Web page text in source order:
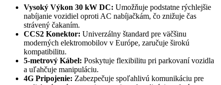
Vysoký Výkon 30 kW DC: Umožňuje podstatne rýchlejšie
nabíjanie vozidiel oproti AC nabíjačkám, čo znižuje čas
strávený čakaním.
CCS2 Konektor: Univerzálny štandard pre väčšinu
moderných elektromobilov v Európe, zaručuje širokú
kompatibilitu.
5-metrový Kábel: Poskytuje flexibilitu pri parkovaní vozidla
a uľahčuje manipuláciu.
4G Pripojenie: Zabezpečuje spoľahlivú komunikáciu pre